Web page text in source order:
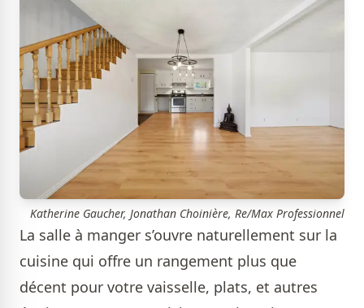
Katherine Gaucher, Jonathan Choinière, Re/Max Professionnel
La salle à manger s’ouvre naturellement sur la
cuisine qui offre un rangement plus que
décent pour votre vaisselle, plats, et autres